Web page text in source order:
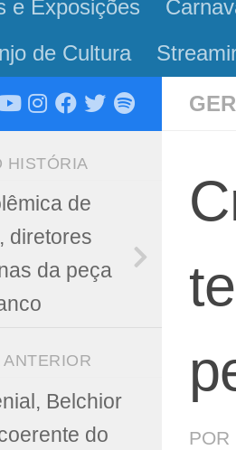
e Exposições
de Cultura
POR
HISTÓRIA
de
diretores
da peça
Belchior
do